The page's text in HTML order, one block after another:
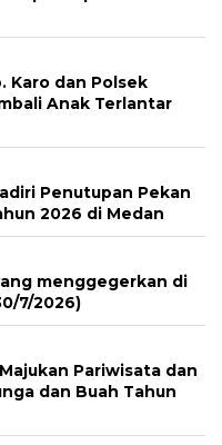
Karo dan Polsek
Anak Terlantar
Penutupan Pekan
2026 di Medan
menggegerkan di
7/2026)
Pariwisata dan
dan Buah Tahun